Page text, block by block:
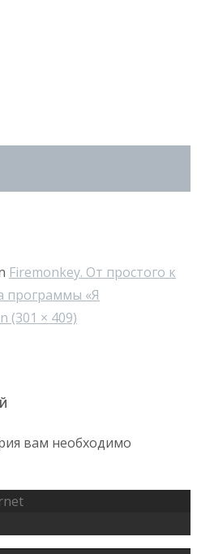
Firemonkey. От простого к
программы «Я
(301 × 409)
вам необходимо